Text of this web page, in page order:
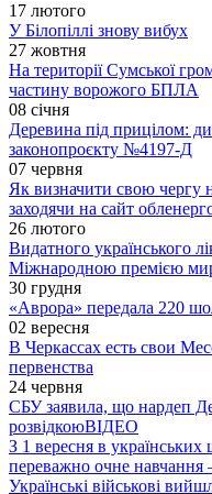
17 лютого
У Білопіллі знову вибух
27 жовтня
На території Сумської
частину ворожого БПЛА
08 січня
Деревина під прицілом:
законопроєкту №4197-Д
07 червня
Як визначити свою чергу
заходячи на сайт
26 лютого
Видатного українського
Міжнародною премією
30 грудня
«Аврора» передала 220
02 вересня
В Черкассах есть свои
первенства
24 червня
СБУ заявила, що нардеп
розвідкоюВІДЕО
З 1 вересня в
переважно очне
Українські військові